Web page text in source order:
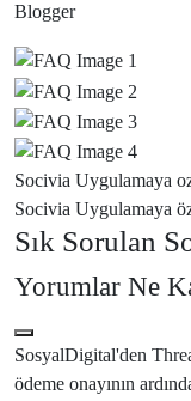
Blogger
Socivia Uygulamaya
Socivia Uygulamaya
Sık Sorulan
Yorumlar Ne
SosyalDigital'den
ödeme onayının